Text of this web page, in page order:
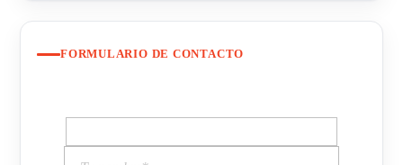
FORMULARIO DE CONTACTO